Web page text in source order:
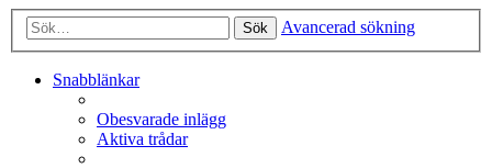
Sök Avancerad sökning
Snabblänkar
Obesvarade inlägg
Aktiva trådar